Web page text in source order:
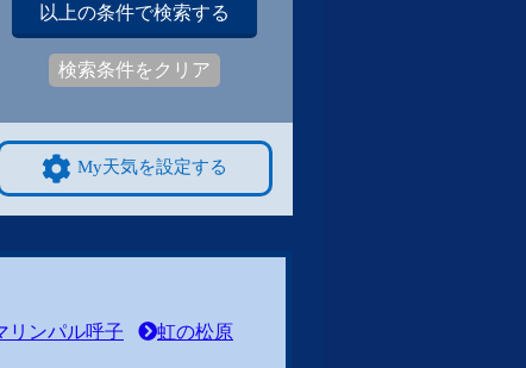
以上の条件で検索する
検索条件をクリア
My天気を設定する
リンパル呼子
虹の松原